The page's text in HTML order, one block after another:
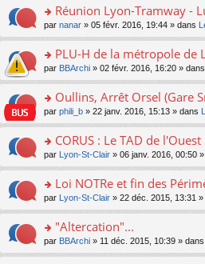
ré
e
pl
u
s
ré
e
o
lu
le
pl
u
s
c
e
nt
s
a
e
n
o
lu
le
pl
u
s
e
nt
le
m
e
s
a
g
e
n
lu
le
pl
u
ré
c
e
nt
o
n
ult
er
le
m
e
a
g
e
n
n
le
pl
u
Réunion Lyon-Tramway -
par nanar » 05 févr. 2016, 19:44 » dans
o
n
ult
er
le
m
e
a
g
e
n
n
PLU-H de la métropole de
par BBArchi » 02 févr. 2016, 16:20 » dans
o
n
ult
er
le
m
e
a
g
e
Oullins, Arrêt Orsel (Gare
par phili_b » 22 janv. 2016, 15:13 » dans
o
n
ult
er
le
m
e
CORUS : Le TAD de
par Lyon-St-Clair » 06 janv. 2016, 00:50
o
n
ult
er
le
Loi NOTRe et fin des
par Lyon-St-Clair » 22 déc. 2015, 13:31 »
o
n
"Altercation"...
par BBArchi » 11 déc. 2015, 10:39 » dans